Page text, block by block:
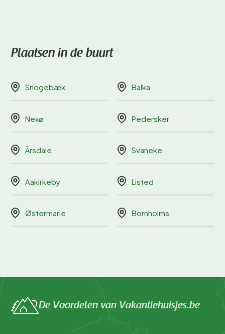
Plaatsen in de buurt
Snogebæk Balka
Nexø Pedersker
Årsdale Svaneke
Aakirkeby Listed
Østermarie Bornholms
De Voordelen van Vakantiehuisjes.be